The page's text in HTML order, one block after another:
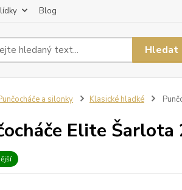
Blog
Hledat
a silonky Klasické hladké
Elite Šarlota